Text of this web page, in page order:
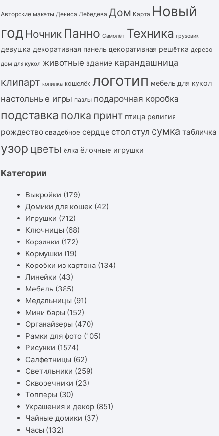
Авторские макеты Дениса Лебедева Дом Карта Новый
год Ночник Панно Самолёт Техника грузовик
девушка декоративная панель декоративная решётка дерево
дом для кукол животные здание карандашница
клипарт копилка кошелёк логотип мебель для кукол
настольные игры пазлы подарочная коробка
подставка полка принт птица религия
рождество свадебное сердце стол стул сумка табличка
узор цветы ёлка ёлочные игрушки
Категории
Выкройки (179)
Домики для кошек (42)
Игрушки (712)
Ключницы (68)
Корзинки (172)
Кормушки (19)
Коробки из картона (134)
Линейки (43)
Мебель (385)
Медальницы (91)
Мини бары (152)
Органайзеры (470)
Рамки для фото (105)
Рисунки (1574)
Салфетницы (62)
Светильники (259)
Скворечники (23)
Топперы (30)
Украшения и декор (851)
Чайные домики (37)
Часы (132)